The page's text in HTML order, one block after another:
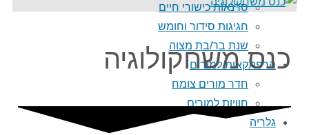
סדנאות כישורי חיים
חגיגות סידור וחומש
שנת בר/בת מצוה
הרפתקאות למורים
חדר מורים צומח
חוויות למורים
גלריה
כנס משחקולוגיה